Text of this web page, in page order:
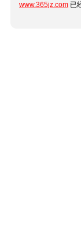
www.365jz.com 已